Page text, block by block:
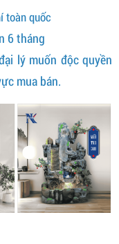
toàn quốc
6 tháng
lý muốn độc quyền
mua bán.